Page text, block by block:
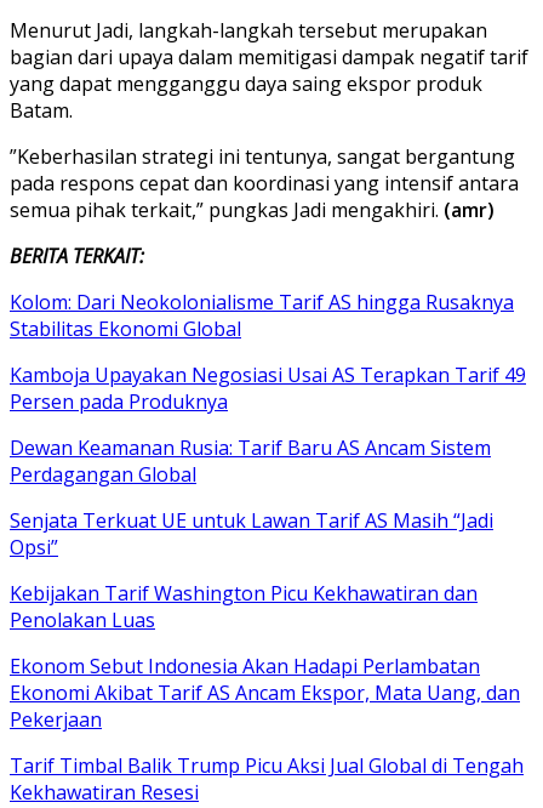
Menurut Jadi, langkah-langkah tersebut merupakan
bagian dari upaya dalam memitigasi dampak negatif tarif
yang dapat mengganggu daya saing ekspor produk
Batam.
”Keberhasilan strategi ini tentunya, sangat bergantung
pada respons cepat dan koordinasi yang intensif antara
semua pihak terkait,” pungkas Jadi mengakhiri. (amr)
BERITA TERKAIT:
Kolom: Dari Neokolonialisme Tarif AS hingga Rusaknya
Stabilitas Ekonomi Global
Kamboja Upayakan Negosiasi Usai AS Terapkan Tarif 49
Persen pada Produknya
Dewan Keamanan Rusia: Tarif Baru AS Ancam Sistem
Perdagangan Global
Senjata Terkuat UE untuk Lawan Tarif AS Masih “Jadi
Opsi”
Kebijakan Tarif Washington Picu Kekhawatiran dan
Penolakan Luas
Ekonom Sebut Indonesia Akan Hadapi Perlambatan
Ekonomi Akibat Tarif AS Ancam Ekspor, Mata Uang, dan
Pekerjaan
Tarif Timbal Balik Trump Picu Aksi Jual Global di Tengah
Kekhawatiran Resesi